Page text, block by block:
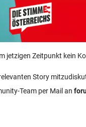
jetzigen Zeitpunkt kein
Story
Team per Mail an